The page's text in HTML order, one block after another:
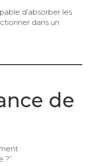
d’absorber les
dans un
de
:
?”